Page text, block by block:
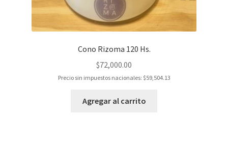
Cono Rizoma 120 Hs.
$72,000.00
Precio sin impuestos nacionales: $59,504.13
Agregar al carrito